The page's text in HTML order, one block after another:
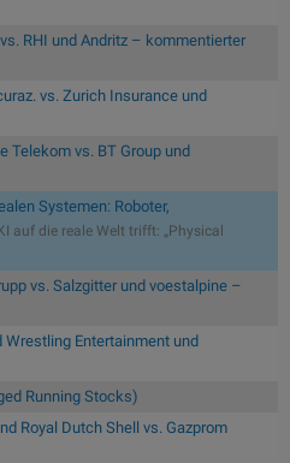
RHI und Andritz – kommentierter
vs. Zurich Insurance und
Telekom vs. BT Group und
Systemen: Roboter,
auf die reale Welt trifft: „Physical
vs. Salzgitter und voestalpine –
Wrestling Entertainment und
Running Stocks)
Royal Dutch Shell vs. Gazprom